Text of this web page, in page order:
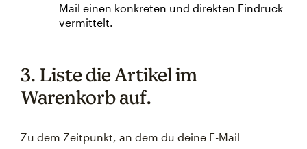
Mail einen konkreten und direkten Eindruck
vermittelt.
3. Liste die Artikel im
Warenkorb auf.
Zu dem Zeitpunkt, an dem du deine E-Mail